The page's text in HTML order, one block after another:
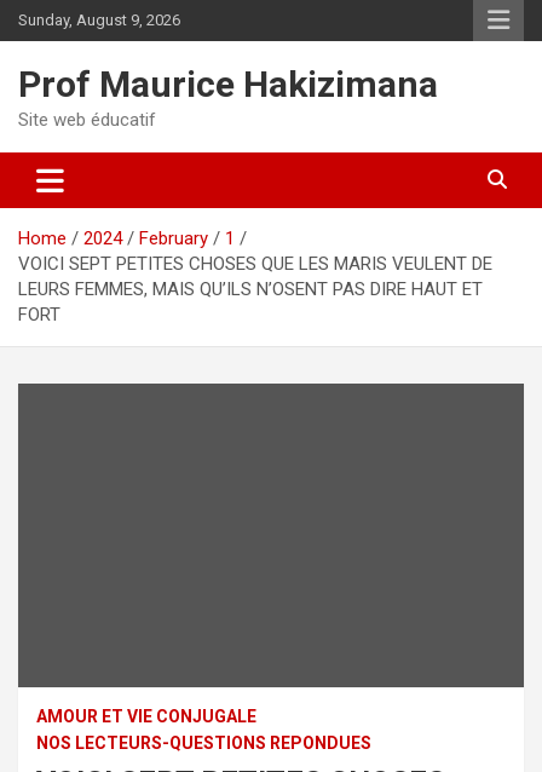
Skip
to
Sunday, August 9, 2026
Prof Maurice Hakizimana
Site web éducatif
Home 2024 February
1
VOICI SEPT PETITES CHOSES QUE LES MARIS VEULENT DE
LEURS FEMMES, MAIS QU’ILS N’OSENT PAS DIRE HAUT ET
FORT
AMOUR ET VIE CONJUGALE
NOS LECTEURS-QUESTIONS REPONDUES